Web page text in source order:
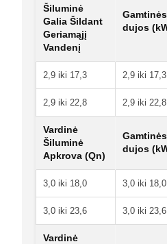
Šiluminė
Galia Šildant
Geriamąjį
Vandenį
Gamtinės
dujos
2,9 iki 17,3 2,9 iki 17,3
2,9 iki 22,8 2,9 iki 22,8
Vardinė
Šiluminė
Apkrova (Qn)
Gamtinės
dujos
3,0 iki 18,0 3,0 iki 18,0
3,0 iki 23,6 3,0 iki 23,6
Vardinė